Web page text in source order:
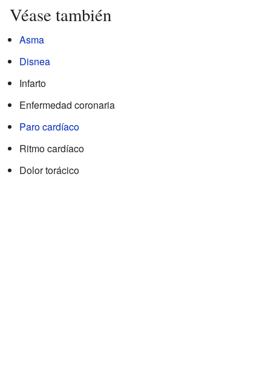
Véase también
Asma
Disnea
Infarto
Enfermedad coronaria
Paro cardíaco
Ritmo cardíaco
Dolor torácico